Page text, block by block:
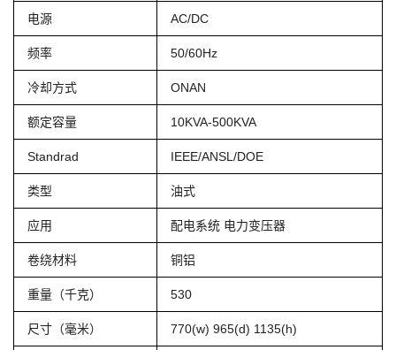
电源 AC/DC
频率 50/60Hz
冷却方式 ONAN
额定容量 10KVA-500KVA
Standrad IEEE/ANSL/DOE
类型 油式
应用 配电系统 电力变压器
卷绕材料 铜铝
重量（千克） 530
尺寸（毫米） 770(w) 965(d) 1135(h)